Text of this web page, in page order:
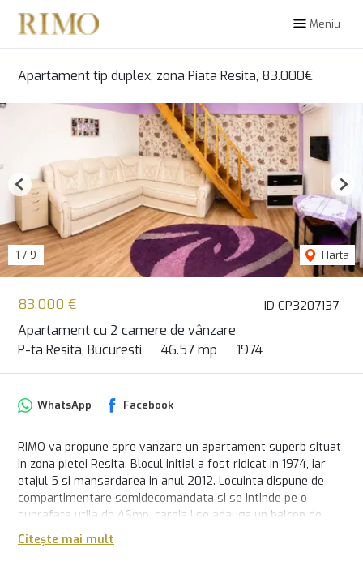
Meniu
Apartament tip duplex, zona Piata Resita, 83.000€
ID CP3207137
83,000 €
Apartament cu 2 camere de vânzare
P-ta Resita, Bucuresti
46.57 mp 1974
1 / 9 Harta
Previous
WhatsApp Facebook
RIMO va propune spre vanzare un apartament superb situat
in zona pietei Resita. Blocul initial a fost ridicat in 1974, iar
etajul 5 si mansardarea in anul 2012. Locuinta dispune de
compartimentare semidecomandata si se intinde pe o
suprafata utila de 46mp, careia i se adauga un balcon de
aproximativ 4mp. Include dormitor, scara interioara, baie
dotata cu toate facilitatile necesare, living luminos si
Citește mai mult